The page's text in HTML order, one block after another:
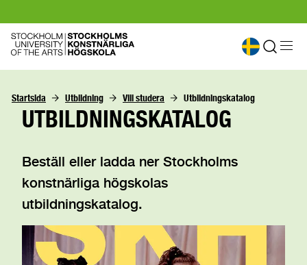
Startsida Utbildning Vill studera Utbildningskatalog
UTBILDNINGSKATALOG
Beställ eller ladda ner Stockholms
konstnärliga högskolas
utbildningskatalog.